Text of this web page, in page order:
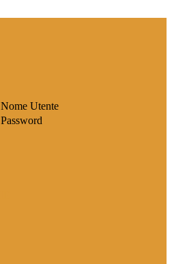
Nome Utente
Password